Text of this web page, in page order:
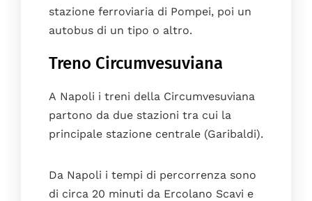
stazione ferroviaria di Pompei, poi un
autobus di un tipo o altro.
Treno Circumvesuviana
A Napoli i treni della Circumvesuviana
partono da due stazioni tra cui la
principale stazione centrale (Garibaldi).
Da Napoli i tempi di percorrenza sono
di circa 20 minuti da Ercolano Scavi e